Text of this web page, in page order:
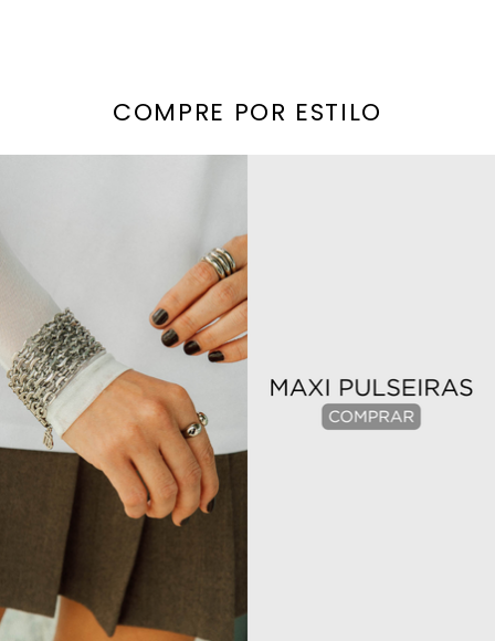
COMPRE POR ESTILO